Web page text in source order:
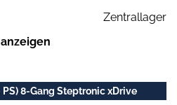
Zentrallager
PS) 8-Gang Steptronic xDrive